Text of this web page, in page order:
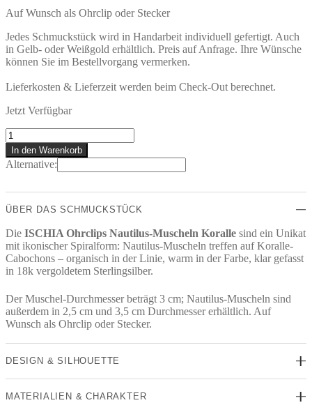
Auf Wunsch als Ohrclip oder Stecker
Jedes Schmuckstück wird in Handarbeit individuell gefertigt. Auch
in Gelb- oder Weißgold erhältlich. Preis auf Anfrage. Ihre Wünsche
können Sie im Bestellvorgang vermerken.
Lieferkosten & Lieferzeit werden beim Check-Out berechnet.
Jetzt Verfügbar
ISCHIA
Ohrclips
Menge
In den Warenkorb
Alternative:
ÜBER DAS SCHMUCKSTÜCK
Die ISCHIA Ohrclips Nautilus-Muscheln Koralle sind ein Unikat
mit ikonischer Spiralform: Nautilus-Muscheln treffen auf Koralle-
Cabochons – organisch in der Linie, warm in der Farbe, klar gefasst
in 18k vergoldetem Sterlingsilber.
Der Muschel-Durchmesser beträgt 3 cm; Nautilus-Muscheln sind
außerdem in 2,5 cm und 3,5 cm Durchmesser erhältlich. Auf
Wunsch als Ohrclip oder Stecker.
DESIGN & SILHOUETTE
MATERIALIEN & CHARAKTER